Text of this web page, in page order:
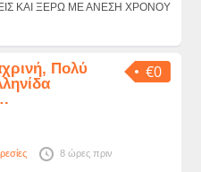
ΚΑΙ ΞΕΡΩ ΜΕ ΑΝΕΣΗ ΧΡΟΝΟΥ
€0
Πολύ
8 ώρες πριν